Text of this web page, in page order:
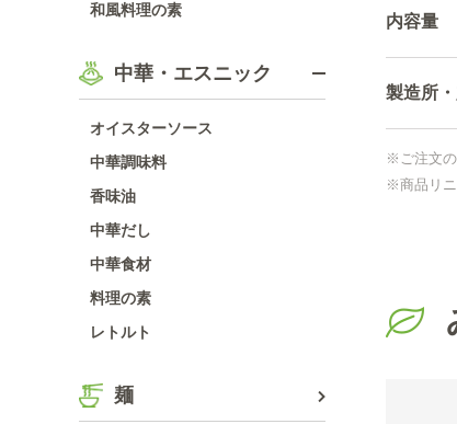
和風料理の素
中華・エスニック
オイスターソース
中華調味料
香味油
中華だし
中華食材
料理の素
レトルト
麺
内容量
製造所
※ご注文の
※商品リニ